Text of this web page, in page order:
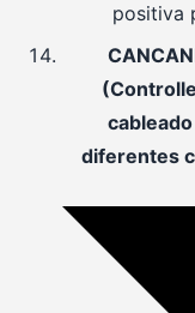
positiva
CANCAN
diferentes